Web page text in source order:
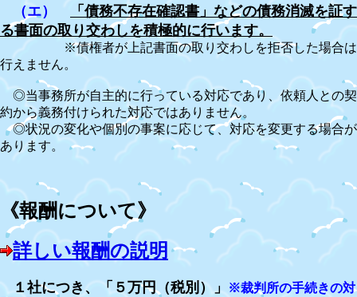
（エ）
「債務不存在確認書」などの債務消滅を証す
る書面の取り交わしを積極的に行います。
※債権者が上記書面の取り交わしを拒否した場合は
行えません。
◎当事務所が自主的に行っている対応であり、依頼人との契
約から義務付けられた対応ではありません。
◎状況の変化や個別の事案に応じて、対応を変更する場合が
あります。
《報酬について》
詳しい報酬の説明
１社につき、「５万円（税別）」
※裁判所の手続きの対